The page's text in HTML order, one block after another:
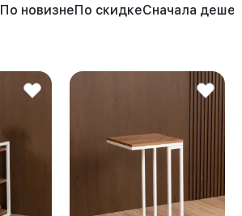
По новизнеПо скидкеСначала